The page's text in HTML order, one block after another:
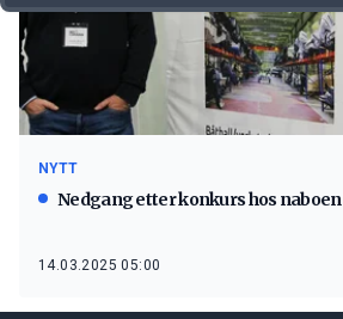
NYTT
Nedgang etter konkurs hos naboen
14.03.2025 05:00